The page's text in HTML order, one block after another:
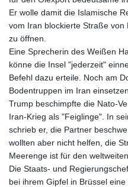
Er wolle damit die Islamische
vom Iran blockierte Straße
zu öffnen.
Eine Sprecherin des Weißen
könne die Insel "jederzeit"
Befehl dazu erteile. Noch am
Bodentruppen im Iran
Trump beschimpfte die Nato-
Iran-Krieg als "Feiglinge". In
schrieb er, die Partner
wollten aber nicht helfen, die
Meerenge ist für den
Die Staats- und
bei ihrem Gipfel in Brüssel